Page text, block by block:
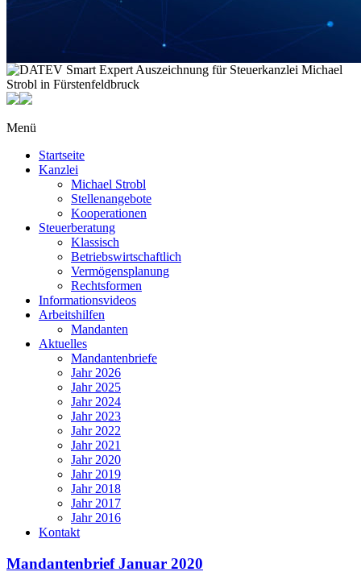
Menü
Startseite
Kanzlei
Michael Strobl
Stellenangebote
Kooperationen
Steuerberatung
Klassisch
Betriebswirtschaftlich
Vermögensplanung
Rechtsformen
Informationsvideos
Arbeitshilfen
Mandanten
Aktuelles
Mandantenbriefe
Jahr 2026
Jahr 2025
Jahr 2024
Jahr 2023
Jahr 2022
Jahr 2021
Jahr 2020
Jahr 2019
Jahr 2018
Jahr 2017
Jahr 2016
Kontakt
Mandantenbrief Januar 2020